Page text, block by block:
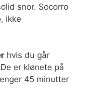
snor. Socorro
ikke
hvis du går
er klønete på
45 minutter